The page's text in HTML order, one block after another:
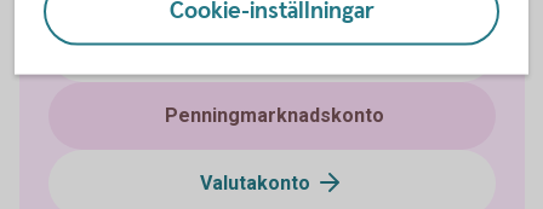
Koncernkonto
Penningmarknadskonto
Valutakonto
Cookie-inställningar